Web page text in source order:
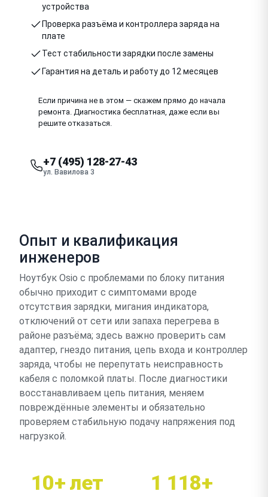
устройства
Проверка разъёма и контроллера заряда на
плате
Тест стабильности зарядки после замены
Гарантия на деталь и работу до 12 месяцев
Если причина не в этом — скажем прямо до начала
ремонта. Диагностика бесплатная, даже если вы
решите отказаться.
+7 (495) 128-27-43
ул. Вавилова 3
Опыт и квалификация
инженеров
Ноутбук Osio с проблемами по блоку питания
обычно приходит с симптомами вроде
отсутствия зарядки, мигания индикатора,
отключений от сети или запаха перегрева в
районе разъёма; здесь важно проверить сам
адаптер, гнездо питания, цепь входа и контроллер
заряда, чтобы не перепутать неисправность
кабеля с поломкой платы. После диагностики
восстанавливаем цепь питания, меняем
повреждённые элементы и обязательно
проверяем стабильную подачу напряжения под
нагрузкой.
10+ лет 1 118+